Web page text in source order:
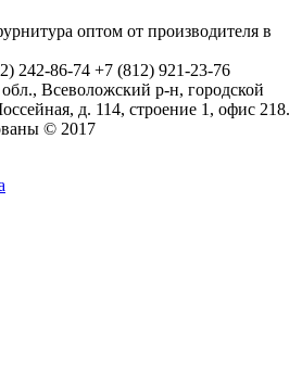
оптом от производителя в
242-86-74 +7 (812) 921-23-76
Всеволожский р-н, городской
д. 114, строение 1, офис 218.
© 2017